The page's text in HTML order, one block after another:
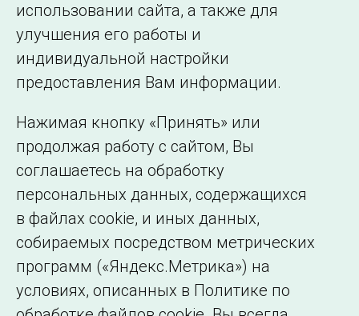
©2005–2026 АО «СО ЕЭС»
Филиалы и
представительства
образовательной
организации
использовании сайта, а также для
улучшения его работы и
индивидуальной настройки
предоставления Вам информации.
Нажимая кнопку «Принять» или
продолжая работу с сайтом, Вы
соглашаетесь на обработку
персональных данных, содержащихся
в файлах cookie, и иных данных,
собираемых посредством метрических
программ («Яндекс.Метрика») на
условиях, описанных в Политике по